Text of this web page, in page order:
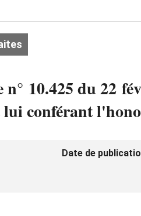
n° 10.425 du 22
lui conférant
Date de